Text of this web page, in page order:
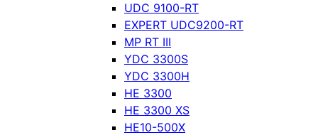
UDC 9100-RT
EXPERT UDC9200-RT
MP RT III
YDC 3300S
YDC 3300H
HE 3300
HE 3300 XS
HE10-500X